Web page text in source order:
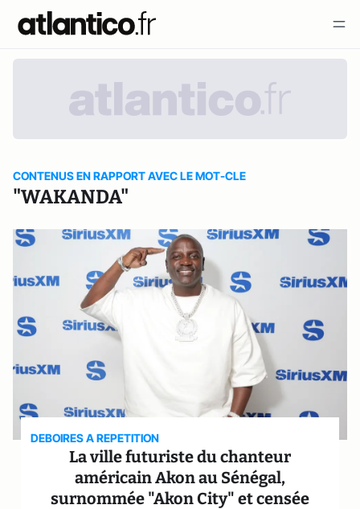
CONTENUS EN RAPPORT AVEC LE MOT-CLE
"WAKANDA"
DEBOIRES A REPETITION
La ville futuriste du chanteur
américain Akon au Sénégal,
surnommée "Akon City" et censée